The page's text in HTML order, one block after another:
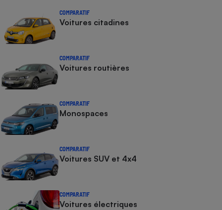
COMPARATIF
Voitures citadines
COMPARATIF
Voitures routières
COMPARATIF
Monospaces
COMPARATIF
Voitures SUV et 4x4
COMPARATIF
Voitures électriques